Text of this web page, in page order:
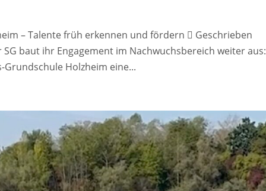
– Talente früh erkennen und fördern  Geschrieben
baut ihr Engagement im Nachwuchsbereich weiter aus:
Holzheim eine...